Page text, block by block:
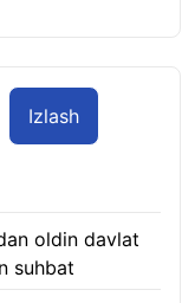
Izlash
oldin davlat
suhbat